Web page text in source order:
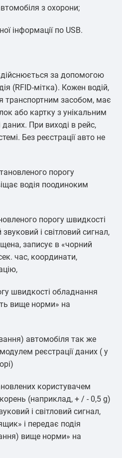
з охорони;
інформації по USB.
за допомогою
(RFID-мітка). Кожен водій,
транспортним засобом, має
або картку з унікальним
При виході в рейс,
Без реєстрації авто не
порогу
водія поодиноким
порогу швидкості
і світловий сигнал,
записує в «чорний
час, координати,
швидкості обладнання
вище норми» на
автомобіля так же
реєстрації даних ( у
користувачем
(наприклад, + / - 0,5 g)
і світловий сигнал,
і передає подія
вище норми» на